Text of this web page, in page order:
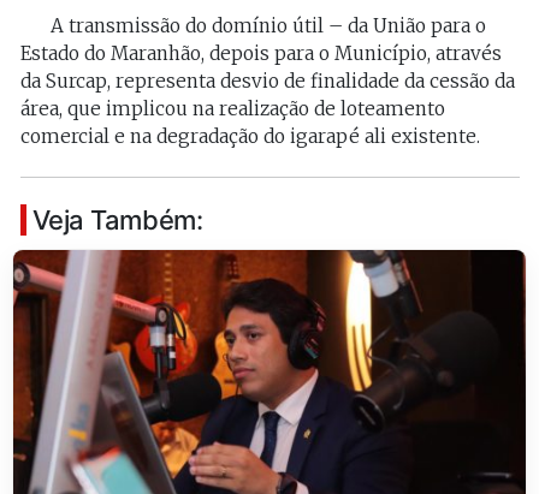
A transmissão do domínio útil – da União para o
Estado do Maranhão, depois para o Município, através
da Surcap, representa desvio de finalidade da cessão da
área, que implicou na realização de loteamento
comercial e na degradação do igarapé ali existente.
Veja Também: